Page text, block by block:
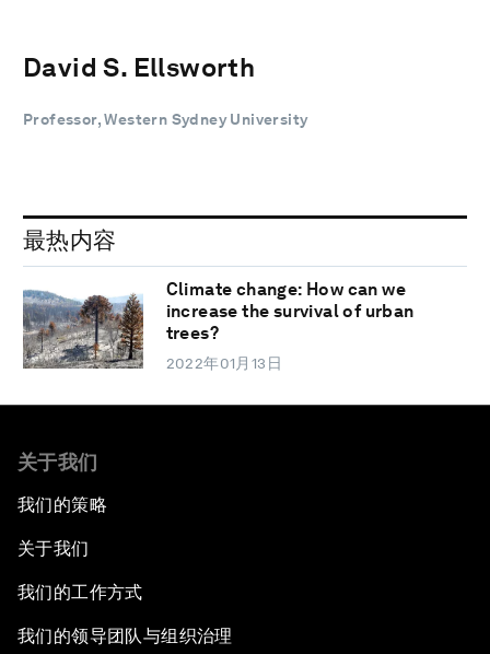
David S. Ellsworth
Professor, Western Sydney University
最热内容
Climate change: How can we
increase the survival of urban
trees?
2022年01月13日
关于我们
我们的策略
关于我们
我们的工作方式
我们的领导团队与组织治理